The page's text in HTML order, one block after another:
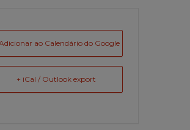
ao Calendário do Google
+ iCal / Outlook export